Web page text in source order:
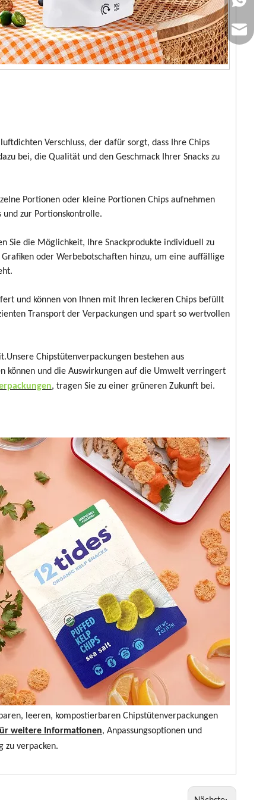
Verschluss, der dafür sorgt, dass Ihre Chips
bei, die Qualität und den Geschmack Ihrer Snacks zu
Portionen oder kleine Portionen Chips aufnehmen
und zur Portionskontrolle.
Sie die Möglichkeit, Ihre Snackprodukte individuell zu
oder Werbebotschaften hinzu, um eine auffällige
und können von Ihnen mit Ihren leckeren Chips befüllt
Transport der Verpackungen und spart so wertvollen
Chipstütenverpackungen bestehen aus
können und die Auswirkungen auf die Umwelt verringert
, tragen Sie zu einer grüneren Zukunft bei.
leeren, kompostierbaren Chipstütenverpackungen
weitere Informationen, Anpassungsoptionen und
zu verpacken.
E-Mail: